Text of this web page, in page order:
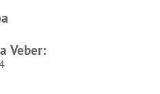
Veber: